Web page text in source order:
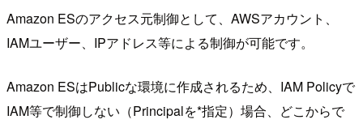
Amazon ESのアクセス元制御として、AWSアカウント、
IAMユーザー、IPアドレス等による制御が可能です。
Amazon ESはPublicな環境に作成されるため、IAM Policyで
IAM等で制御しない（Principalを*指定）場合、どこからで